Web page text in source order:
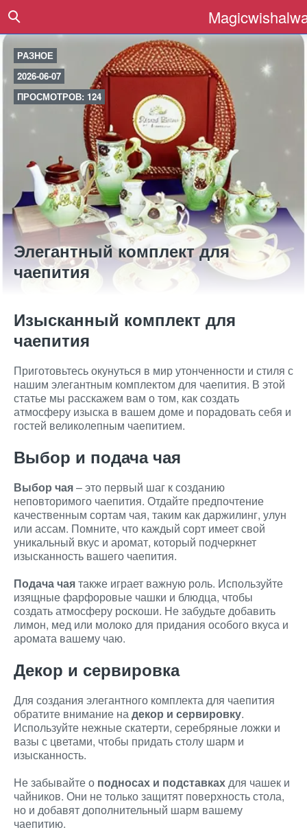
РАЗНОЕ
2026-06-07
ПРОСМОТРОВ: 124
Элегантный комплект для
чаепития
Изысканный комплект для
чаепития
Приготовьтесь окунуться в мир утонченности и стиля с
нашим элегантным комплектом для чаепития. В этой
статье мы расскажем вам о том, как создать
атмосферу изыска в вашем доме и порадовать себя и
гостей великолепным чаепитием.
Выбор и подача чая
Выбор чая– это первый шаг к созданию
неповторимого чаепития. Отдайте предпочтение
качественным сортам чая, таким как даржилинг, улун
или ассам. Помните, что каждый сорт имеет свой
уникальный вкус и аромат, который подчеркнет
изысканность вашего чаепития.
Подача чаятакже играет важную роль. Используйте
изящные фарфоровые чашки и блюдца, чтобы
создать атмосферу роскоши. Не забудьте добавить
лимон, мед или молоко для придания особого вкуса и
аромата вашему чаю.
Декор и сервировка
Для создания элегантного комплекта для чаепития
обратите внимание надекор и сервировку.
Используйте нежные скатерти, серебряные ложки и
вазы с цветами, чтобы придать столу шарм и
изысканность.
Не забывайте о подносах и подставкахдля чашек и
чайников. Они не только защитят поверхность стола,
но и добавят дополнительный шарм вашему
чаепитию.